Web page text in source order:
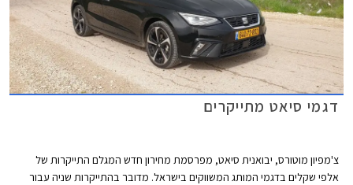
דגמי סיאט מתייקרים
צ'מפיון מוטורס, יבואנית סיאט, מפרסמת מחירון חדש המגלם התייקרות של
אלפי שקלים בדגמי המותג המשווקים בישראל. מדובר בהתייקרות שניה עבור